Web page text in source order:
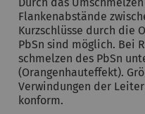
Flankenabstände
Kurzschlüsse durch die
PbSn sind möglich. Bei
schmelzen des PbSn
(Orangenhauteffekt).
Verwindungen der
konform.